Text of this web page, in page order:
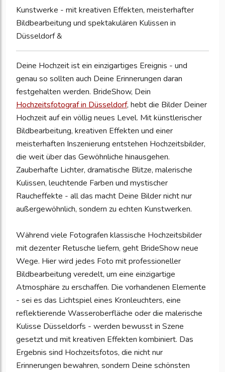
Kunstwerke - mit kreativen Effekten, meisterhafter
Bildbearbeitung und spektakulären Kulissen in
Düsseldorf &
Deine Hochzeit ist ein einzigartiges Ereignis - und
genau so sollten auch Deine Erinnerungen daran
festgehalten werden. BrideShow, Dein
Hochzeitsfotograf in Düsseldorf, hebt die Bilder Deiner
Hochzeit auf ein völlig neues Level. Mit künstlerischer
Bildbearbeitung, kreativen Effekten und einer
meisterhaften Inszenierung entstehen Hochzeitsbilder,
die weit über das Gewöhnliche hinausgehen.
Zauberhafte Lichter, dramatische Blitze, malerische
Kulissen, leuchtende Farben und mystischer
Raucheffekte - all das macht Deine Bilder nicht nur
außergewöhnlich, sondern zu echten Kunstwerken.
Während viele Fotografen klassische Hochzeitsbilder
mit dezenter Retusche liefern, geht BrideShow neue
Wege. Hier wird jedes Foto mit professioneller
Bildbearbeitung veredelt, um eine einzigartige
Atmosphäre zu erschaffen. Die vorhandenen Elemente
- sei es das Lichtspiel eines Kronleuchters, eine
reflektierende Wasseroberfläche oder die malerische
Kulisse Düsseldorfs - werden bewusst in Szene
gesetzt und mit kreativen Effekten kombiniert. Das
Ergebnis sind Hochzeitsfotos, die nicht nur
Erinnerungen bewahren, sondern Deine schönsten